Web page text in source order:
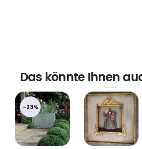
Das könnte Ihnen
-23%